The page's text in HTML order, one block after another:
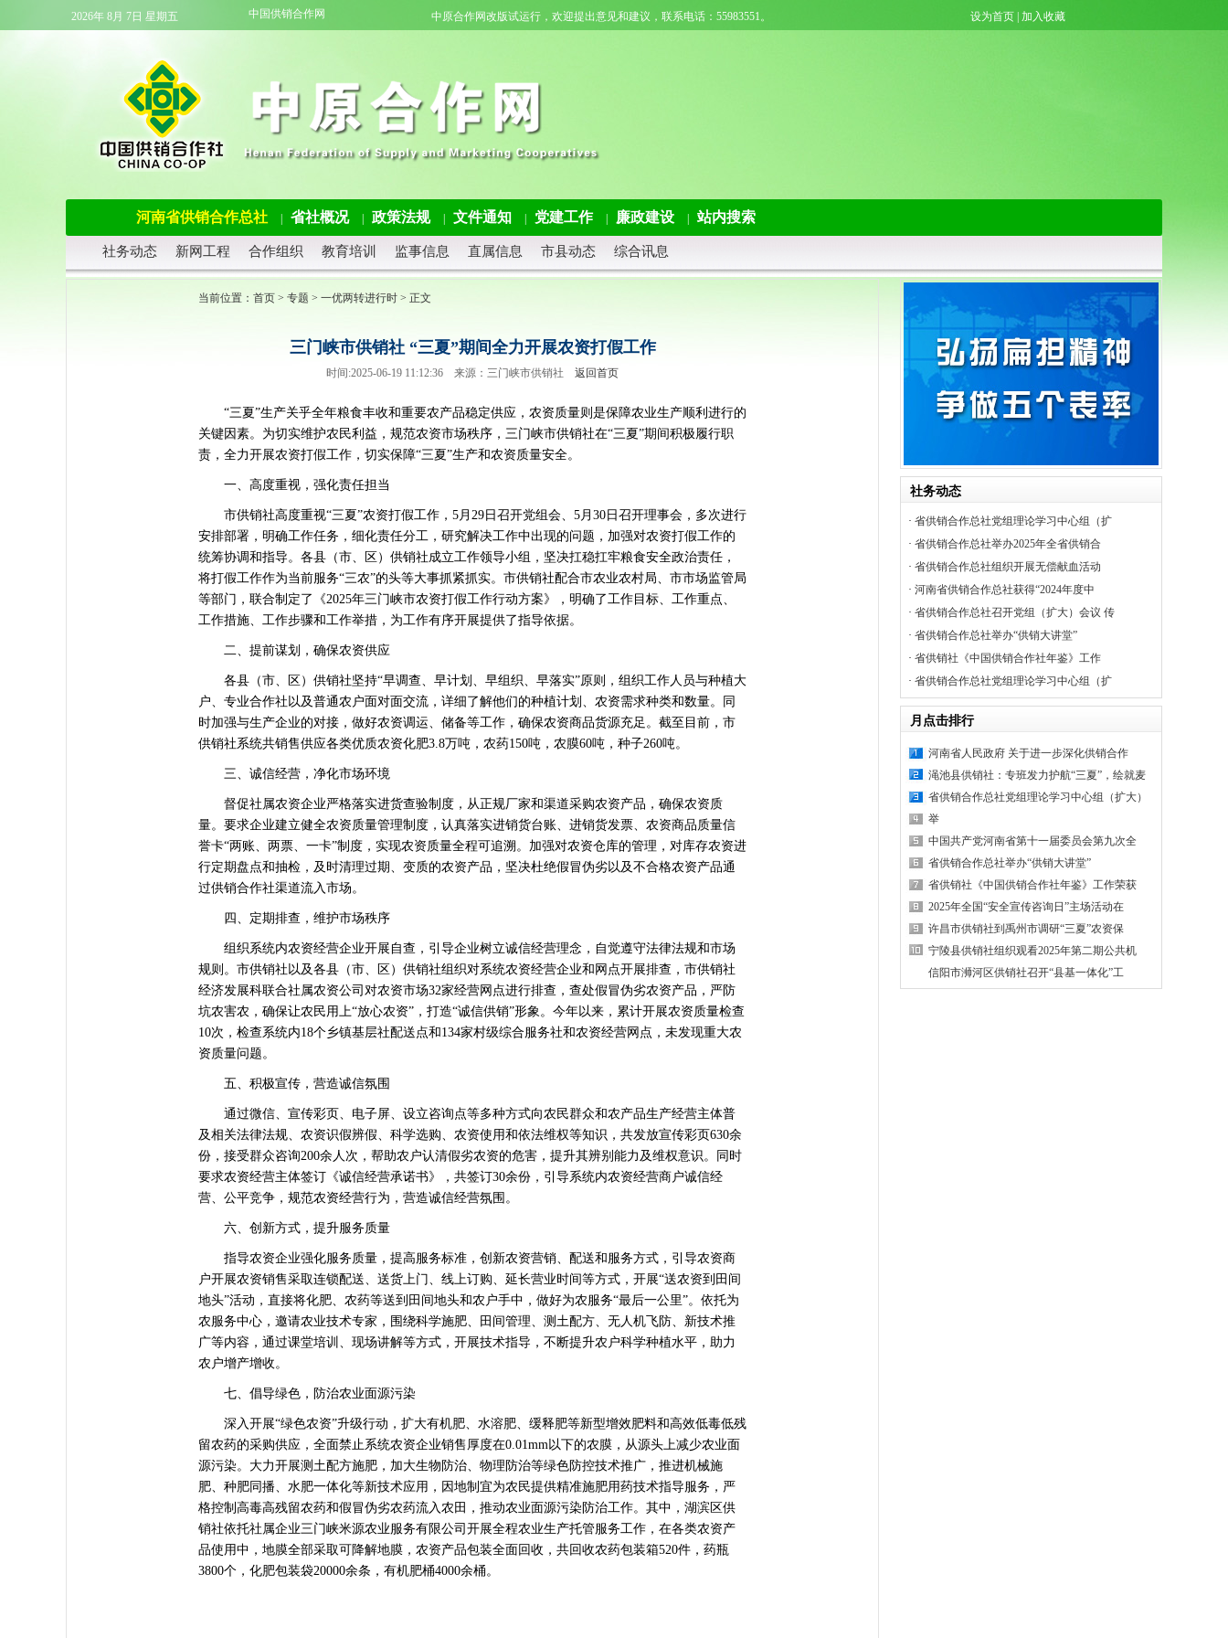
2026年 8月 7日 星期五 中国供销合作网 中原合作网改版试运行，欢迎提出意见和建议，联系电话：55983551。 设为首页 加入收藏
河南省供销合作总社 省社概况 政策法规 文件通知 党建工作 廉政建设 站内搜索
社务动态 新网工程 合作组织 教育培训 监事信息 直属信息 市县动态 综合讯息
当前位置： 首页 > 专题 > 一优两转进行时 > 正文
三门峡市供销社 “三夏”期间全力开展农资打假工作
时间:2025-06-19 11:12:36 来源：三门峡市供销社 返回首页
“三夏”生产关乎全年粮食丰收和重要农产品稳定供应，农资质量则是保障农业生产顺利进行的
关键因素。为切实维护农民利益，规范农资市场秩序，三门峡市供销社在“三夏”期间积极履行职
责，全力开展农资打假工作，切实保障“三夏”生产和农资质量安全。
一、高度重视，强化责任担当
市供销社高度重视“三夏”农资打假工作，5月29日召开党组会、5月30日召开理事会，多次进行
安排部署，明确工作任务，细化责任分工，研究解决工作中出现的问题，加强对农资打假工作的
统筹协调和指导。各县（市、区）供销社成立工作领导小组，坚决扛稳扛牢粮食安全政治责任，
将打假工作作为当前服务“三农”的头等大事抓紧抓实。市供销社配合市农业农村局、市市场监管局
等部门，联合制定了《2025年三门峡市农资打假工作行动方案》，明确了工作目标、工作重点、
工作措施、工作步骤和工作举措，为工作有序开展提供了指导依据。
二、提前谋划，确保农资供应
各县（市、区）供销社坚持“早调查、早计划、早组织、早落实”原则，组织工作人员与种植大
户、专业合作社以及普通农户面对面交流，详细了解他们的种植计划、农资需求种类和数量。同
时加强与生产企业的对接，做好农资调运、储备等工作，确保农资商品货源充足。截至目前，市
供销社系统共销售供应各类优质农资化肥3.8万吨，农药150吨，农膜60吨，种子260吨。
三、诚信经营，净化市场环境
督促社属农资企业严格落实进货查验制度，从正规厂家和渠道采购农资产品，确保农资质
量。要求企业建立健全农资质量管理制度，认真落实进销货台账、进销货发票、农资商品质量信
誉卡“两账、两票、一卡”制度，实现农资质量全程可追溯。加强对农资仓库的管理，对库存农资进
行定期盘点和抽检，及时清理过期、变质的农资产品，坚决杜绝假冒伪劣以及不合格农资产品通
过供销合作社渠道流入市场。
四、定期排查，维护市场秩序
组织系统内农资经营企业开展自查，引导企业树立诚信经营理念，自觉遵守法律法规和市场
规则。市供销社以及各县（市、区）供销社组织对系统农资经营企业和网点开展排查，市供销社
经济发展科联合社属农资公司对农资市场32家经营网点进行排查，查处假冒伪劣农资产品，严防
坑农害农，确保让农民用上“放心农资”，打造“诚信供销”形象。今年以来，累计开展农资质量检查
10次，检查系统内18个乡镇基层社配送点和134家村级综合服务社和农资经营网点，未发现重大农
资质量问题。
五、积极宣传，营造诚信氛围
通过微信、宣传彩页、电子屏、设立咨询点等多种方式向农民群众和农产品生产经营主体普
及相关法律法规、农资识假辨假、科学选购、农资使用和依法维权等知识，共发放宣传彩页630余
份，接受群众咨询200余人次，帮助农户认清假劣农资的危害，提升其辨别能力及维权意识。同时
要求农资经营主体签订《诚信经营承诺书》，共签订30余份，引导系统内农资经营商户诚信经
营、公平竞争，规范农资经营行为，营造诚信经营氛围。
六、创新方式，提升服务质量
指导农资企业强化服务质量，提高服务标准，创新农资营销、配送和服务方式，引导农资商
户开展农资销售采取连锁配送、送货上门、线上订购、延长营业时间等方式，开展“送农资到田间
地头”活动，直接将化肥、农药等送到田间地头和农户手中，做好为农服务“最后一公里”。依托为
农服务中心，邀请农业技术专家，围绕科学施肥、田间管理、测土配方、无人机飞防、新技术推
广等内容，通过课堂培训、现场讲解等方式，开展技术指导，不断提升农户科学种植水平，助力
农户增产增收。
七、倡导绿色，防治农业面源污染
深入开展“绿色农资”升级行动，扩大有机肥、水溶肥、缓释肥等新型增效肥料和高效低毒低残
留农药的采购供应，全面禁止系统农资企业销售厚度在0.01mm以下的农膜，从源头上减少农业面
源污染。大力开展测土配方施肥，加大生物防治、物理防治等绿色防控技术推广，推进机械施
肥、种肥同播、水肥一体化等新技术应用，因地制宜为农民提供精准施肥用药技术指导服务，严
格控制高毒高残留农药和假冒伪劣农药流入农田，推动农业面源污染防治工作。其中，湖滨区供
销社依托社属企业三门峡米源农业服务有限公司开展全程农业生产托管服务工作，在各类农资产
品使用中，地膜全部采取可降解地膜，农资产品包装全面回收，共回收农药包装箱520件，药瓶
3800个，化肥包装袋20000余条，有机肥桶4000余桶。
社务动态
· 省供销合作总社党组理论学习中心组（扩
· 省供销合作总社举办2025年全省供销合
· 省供销合作总社组织开展无偿献血活动
· 河南省供销合作总社获得“2024年度中
· 省供销合作总社召开党组（扩大）会议 传
· 省供销合作总社举办“供销大讲堂”
· 省供销社《中国供销合作社年鉴》工作
· 省供销合作总社党组理论学习中心组（扩
月点击排行
河南省人民政府 关于进一步深化供销合作
渑池县供销社：专班发力护航“三夏”，绘就麦
省供销合作总社党组理论学习中心组（扩大）
举
中国共产党河南省第十一届委员会第九次全
省供销合作总社举办“供销大讲堂”
省供销社《中国供销合作社年鉴》工作荣获
2025年全国“安全宣传咨询日”主场活动在
许昌市供销社到禹州市调研“三夏”农资保
宁陵县供销社组织观看2025年第二期公共机
信阳市浉河区供销社召开“县基一体化”工